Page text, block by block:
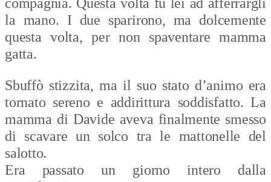
la mano. I due sparirono, ma dolcemente
questa volta, per non spaventare mamma
gatta.
Sbuffò stizzita, ma il suo stato d’animo era
tornato sereno e addirittura soddisfatto. La
mamma di Davide aveva finalmente smesso
di scavare un solco tra le mattonelle del
salotto.
Era passato un giorno intero dalla